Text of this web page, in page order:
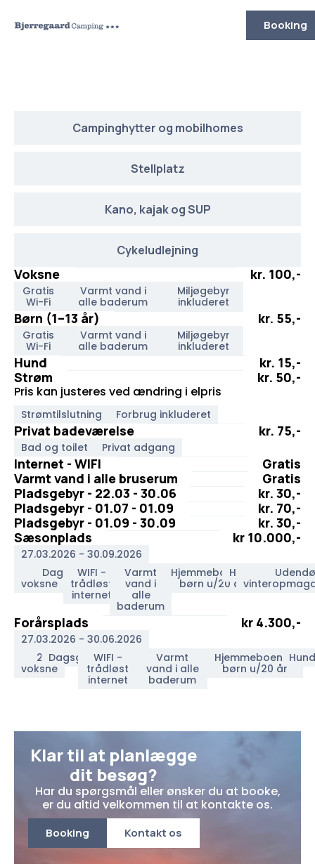
Booking
Campinghytter og mobilhomes
Stellplatz
Kano, kajak og SUP
Cykeludlejning
Voksne kr. 100,-
Gratis
Wi-Fi
Varmt vand i
alle baderum
Miljøgebyr
inkluderet
Børn (1–13 år) kr. 55,-
Gratis
Wi-Fi
Varmt vand i
alle baderum
Miljøgebyr
inkluderet
Hund
kr. 15,-
Strøm
kr. 50,-
Pris kan justeres ved ændring i elpris
Strømtilslutning Forbrug inkluderet
Privat badeværelse kr. 75,-
Bad og toilet Privat adgang
Internet - WIFI
Gratis
Varmt vand i alle bruserum
Gratis
Pladsgebyr - 22.03 - 30.06
kr. 30,-
Pladsgebyr - 01.07 - 01.09
kr. 70,-
Pladsgebyr - 01.09 - 30.09
kr. 30,-
Sæsonplads
kr 10.000,-
voksne
Dagsgæster
WIFI -
trådløst
internet
Varmt
vand i
alle
baderum
Hjemmeboende
børn u/20 år
Hund
27.03.2026 - 30.09.2026
Forårsplads kr 4.300,-
2
voksne
Dagsgæster
WIFI -
trådløst
internet
Varmt
vand i alle
baderum
Hjemmeboende
børn u/20 år
27.03.2026 - 30.06.2026
Klar til at planlægge
dit besøg?
Har du spørgsmål eller ønsker du at booke,
er du altid velkommen til at kontakte os.
Booking Kontakt os